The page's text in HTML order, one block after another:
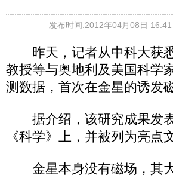
发布时间:2012年04月08日 16:41
昨天，记者从中科大获悉
教授等与奥地利及美国科学
测数据，首次在金星的诱发
据介绍，该研究成果发表
《科学》上，并被列为亮点
金星本身没有磁场，其大